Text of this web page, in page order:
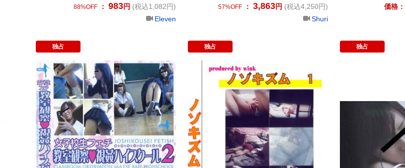
88%OFF ： 983円 (税込1,082円)
Eleven
57%OFF ： 3,863円 (税込4,250円)
Shuri
価格：
独占
教室観察 視姦ハイスクール2
独占 独占